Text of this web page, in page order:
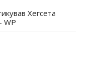
Хегсета
WP